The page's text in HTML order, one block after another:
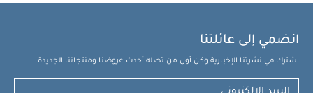
انضمي إلى عائلتنا
اشترك في نشرتنا الإخبارية وكن أول من تصله أحدث عروضنا ومنتجاتنا الجديدة.